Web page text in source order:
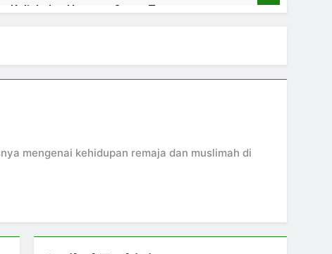
Kuliah dan Harapan Orang Tua
mengenai kehidupan remaja dan muslimah di